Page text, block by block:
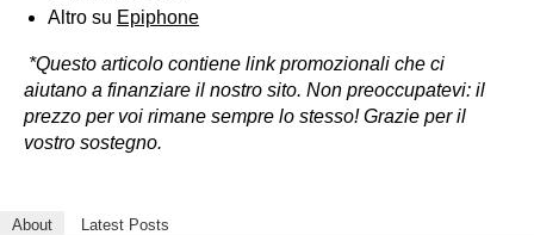
Altro su Epiphone
*Questo articolo contiene link promozionali che ci
aiutano a finanziare il nostro sito. Non preoccupatevi: il
prezzo per voi rimane sempre lo stesso! Grazie per il
vostro sostegno.
About Latest Posts